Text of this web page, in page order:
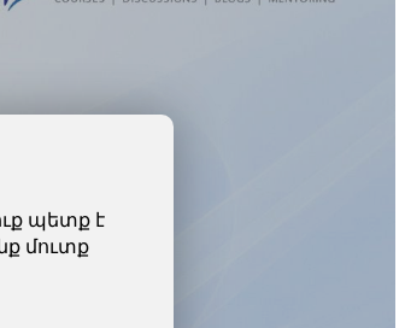
պետք է
մուտք